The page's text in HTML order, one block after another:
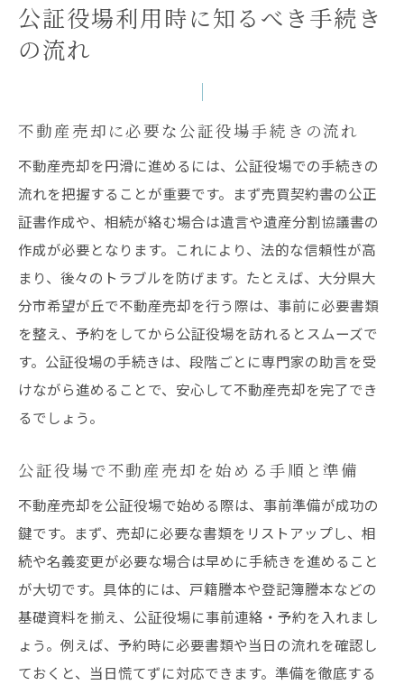
公証役場利用時に知るべき手続き
の流れ
不動産売却に必要な公証役場手続きの流れ
不動産売却を円滑に進めるには、公証役場での手続きの
流れを把握することが重要です。まず売買契約書の公正
証書作成や、相続が絡む場合は遺言や遺産分割協議書の
作成が必要となります。これにより、法的な信頼性が高
まり、後々のトラブルを防げます。たとえば、大分県大
分市希望が丘で不動産売却を行う際は、事前に必要書類
を整え、予約をしてから公証役場を訪れるとスムーズで
す。公証役場の手続きは、段階ごとに専門家の助言を受
けながら進めることで、安心して不動産売却を完了でき
るでしょう。
公証役場で不動産売却を始める手順と準備
不動産売却を公証役場で始める際は、事前準備が成功の
鍵です。まず、売却に必要な書類をリストアップし、相
続や名義変更が必要な場合は早めに手続きを進めること
が大切です。具体的には、戸籍謄本や登記簿謄本などの
基礎資料を揃え、公証役場に事前連絡・予約を入れまし
ょう。例えば、予約時に必要書類や当日の流れを確認し
ておくと、当日慌てずに対応できます。準備を徹底する